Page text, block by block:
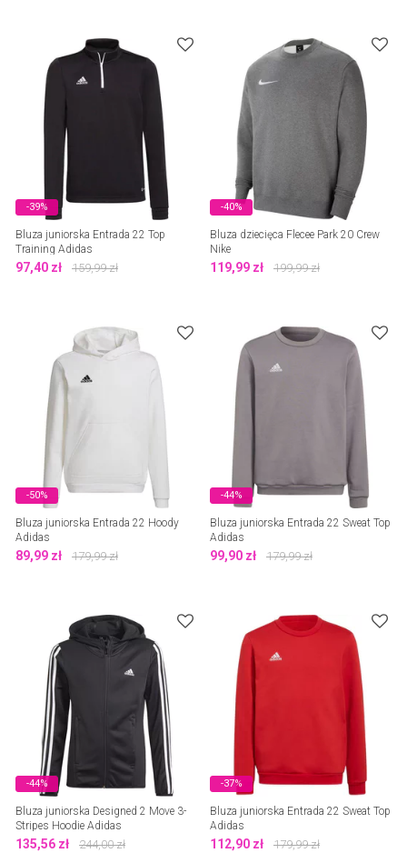
-39%
Bluza juniorska Entrada 22 Top
Training Adidas
97,40 zł 159,99zł
-40%
Bluza dziecięca Flecee Park 20 Crew
Nike
119,99 zł 199,99zł
-50%
Bluza juniorska Entrada 22 Hoody
Adidas
89,99 zł 179,99zł
-44%
Bluza juniorska Entrada 22 Sweat Top
Adidas
99,90 zł 179,99zł
-44%
Bluza juniorska Designed 2 Move 3-
Stripes Hoodie Adidas
135,56 zł 244,00zł
-37%
Bluza juniorska Entrada 22 Sweat Top
Adidas
112,90 zł 179,99zł